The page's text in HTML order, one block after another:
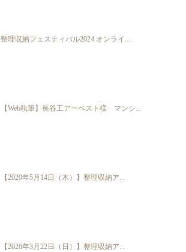
整理収納フェスティバル2024 オンライ...
【Web執筆】長谷工アーベスト様 マンシ...
【2020年5月14日（木）】整理収納ア...
【2026年3月22日（日）】整理収納ア...